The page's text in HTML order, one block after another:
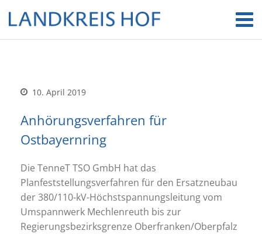
10. April 2019
Anhörungsverfahren für
Ostbayernring
Die TenneT TSO GmbH hat das
Planfeststellungsverfahren für den Ersatzneubau
der 380/110-kV-Höchstspannungsleitung vom
Umspannwerk Mechlenreuth bis zur
Regierungsbezirksgrenze Oberfranken/Oberpfalz